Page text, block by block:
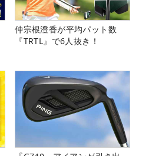
仲宗根澄香が平均パット数
『TRTL』で6人抜き！